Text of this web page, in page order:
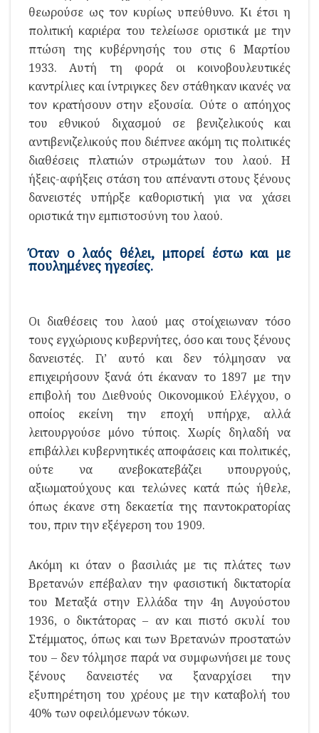
θεωρούσε ως τον κυρίως υπεύθυνο. Κι έτσι η
πολιτική καριέρα του τελείωσε οριστικά με την
πτώση της κυβέρνησής του στις 6 Μαρτίου
1933. Αυτή τη φορά οι κοινοβουλευτικές
καντρίλιες και ίντριγκες δεν στάθηκαν ικανές να
τον κρατήσουν στην εξουσία. Ούτε ο απόηχος
του εθνικού διχασμού σε βενιζελικούς και
αντιβενιζελικούς που διέπνεε ακόμη τις πολιτικές
διαθέσεις πλατιών στρωμάτων του λαού. Η
ήξεις-αφήξεις στάση του απέναντι στους ξένους
δανειστές υπήρξε καθοριστική για να χάσει
οριστικά την εμπιστοσύνη του λαού.
Όταν ο λαός θέλει, μπορεί έστω και με
πουλημένες ηγεσίες.
Οι διαθέσεις του λαού μας στοίχειωναν τόσο
τους εγχώριους κυβερνήτες, όσο και τους ξένους
δανειστές. Γι’ αυτό και δεν τόλμησαν να
επιχειρήσουν ξανά ότι έκαναν το 1897 με την
επιβολή του Διεθνούς Οικονομικού Ελέγχου, ο
οποίος εκείνη την εποχή υπήρχε, αλλά
λειτουργούσε μόνο τύποις. Χωρίς δηλαδή να
επιβάλλει κυβερνητικές αποφάσεις και πολιτικές,
ούτε να ανεβοκατεβάζει υπουργούς,
αξιωματούχους και τελώνες κατά πώς ήθελε,
όπως έκανε στη δεκαετία της παντοκρατορίας
του, πριν την εξέγερση του 1909.
Ακόμη κι όταν ο βασιλιάς με τις πλάτες των
Βρετανών επέβαλαν την φασιστική δικτατορία
του Μεταξά στην Ελλάδα την 4η Αυγούστου
1936, ο δικτάτορας – αν και πιστό σκυλί του
Στέμματος, όπως και των Βρετανών προστατών
του – δεν τόλμησε παρά να συμφωνήσει με τους
ξένους δανειστές να ξαναρχίσει την
εξυπηρέτηση του χρέους με την καταβολή του
40% των οφειλόμενων τόκων.